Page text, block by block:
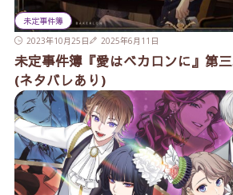
未定事件簿
2023年10月25日
2025年6月11日
未定事件簿『愛はベカロンに』第
(ネタバレあり)